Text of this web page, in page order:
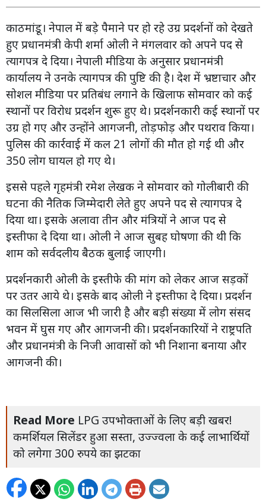
काठमांडू। नेपाल में बड़े पैमाने पर हो रहे उग्र प्रदर्शनों को देखते
हुए प्रधानमंत्री केपी शर्मा ओली ने मंगलवार को अपने पद से
त्यागपत्र दे दिया। नेपाली मीडिया के अनुसार प्रधानमंत्री
कार्यालय ने उनके त्यागपत्र की पुष्टि की है। देश में भ्रष्टाचार और
सोशल मीडिया पर प्रतिबंध लगाने के खिलाफ सोमवार को कई
स्थानों पर विरोध प्रदर्शन शुरू हुए थे। प्रदर्शनकारी कई स्थानों पर
उग्र हो गए और उन्होंने आगजनी, तोड़फोड़ और पथराव किया।
पुलिस की कार्रवाई में कल 21 लोगों की मौत हो गई थी और
350 लोग घायल हो गए थे।
इससे पहले गृहमंत्री रमेश लेखक ने सोमवार को गोलीबारी की
घटना की नैतिक जिम्मेदारी लेते हुए अपने पद से त्यागपत्र दे
दिया था। इसके अलावा तीन और मंत्रियों ने आज पद से
इस्तीफा दे दिया था। ओली ने आज सुबह घोषणा की थी कि
शाम को सर्वदलीय बैठक बुलाई जाएगी।
प्रदर्शनकारी ओली के इस्तीफे की मांग को लेकर आज सड़कों
पर उतर आये थे। इसके बाद ओली ने इस्तीफा दे दिया। प्रदर्शन
का सिलसिला आज भी जारी है और बड़ी संख्या में लोग संसद
भवन में घुस गए और आगजनी की। प्रदर्शनकारियों ने राष्ट्रपति
और प्रधानमंत्री के निजी आवासों को भी निशाना बनाया और
आगजनी की।
Read More LPG उपभोक्ताओं के लिए बड़ी खबर!
कमर्शियल सिलेंडर हुआ सस्ता, उज्ज्वला के कई लाभार्थियों
को लगेगा 300 रुपये का झटका